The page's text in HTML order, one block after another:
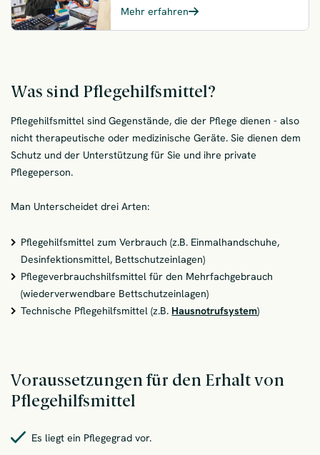
Mehr erfahren
Was sind Pflegehilfsmittel?
Pflegehilfsmittel sind Gegenstände, die der Pflege dienen - also
nicht therapeutische oder medizinische Geräte. Sie dienen dem
Schutz und der Unterstützung für Sie und ihre private
Pflegeperson.
Man Unterscheidet drei Arten:
Pflegehilfsmittel zum Verbrauch (z.B. Einmalhandschuhe,
Desinfektionsmittel, Bettschutzeinlagen)
Pflegeverbrauchshilfsmittel für den Mehrfachgebrauch
(wiederverwendbare Bettschutzeinlagen)
Technische Pflegehilfsmittel (z.B. Hausnotrufsystem)
Voraussetzungen für den Erhalt von
Pflegehilfsmittel
Es liegt ein Pflegegrad vor.